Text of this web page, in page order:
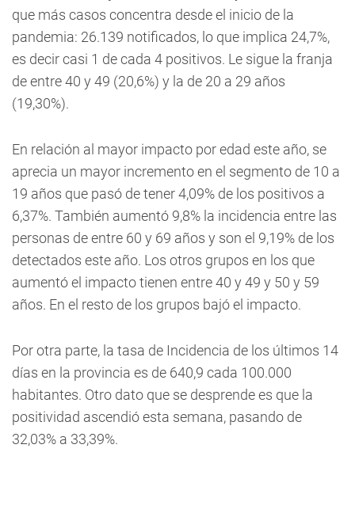
que más casos concentra desde el inicio de la
pandemia: 26.139 notificados, lo que implica 24,7%,
es decir casi 1 de cada 4 positivos. Le sigue la franja
de entre 40 y 49 (20,6%) y la de 20 a 29 años
(19,30%).
En relación al mayor impacto por edad este año, se
aprecia un mayor incremento en el segmento de 10 a
19 años que pasó de tener 4,09% de los positivos a
6,37%. También aumentó 9,8% la incidencia entre las
personas de entre 60 y 69 años y son el 9,19% de los
detectados este año. Los otros grupos en los que
aumentó el impacto tienen entre 40 y 49 y 50 y 59
años. En el resto de los grupos bajó el impacto.
Por otra parte, la tasa de Incidencia de los últimos 14
días en la provincia es de 640,9 cada 100.000
habitantes. Otro dato que se desprende es que la
positividad ascendió esta semana, pasando de
32,03% a 33,39%.